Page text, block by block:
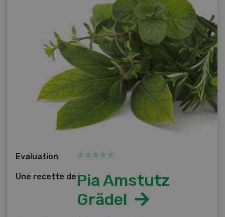
Evaluation
Une recette de Pia Amstutz
Grädel